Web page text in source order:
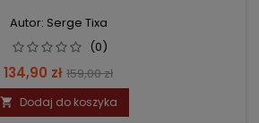
Autor: Serge Tixa
(0)
Cena
134,90 zł Cena
podstawowa
159,00 zł
 Dodaj do koszyka